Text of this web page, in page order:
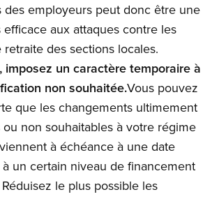
des employeurs peut donc être une
efficace aux attaques contre les
des sections locales.
imposez un caractère temporaire à
non souhaitée.Vous pouvez
que les changements ultimement
non souhaitables à votre régime
à échéance à une date
un certain niveau de financement
le plus possible les